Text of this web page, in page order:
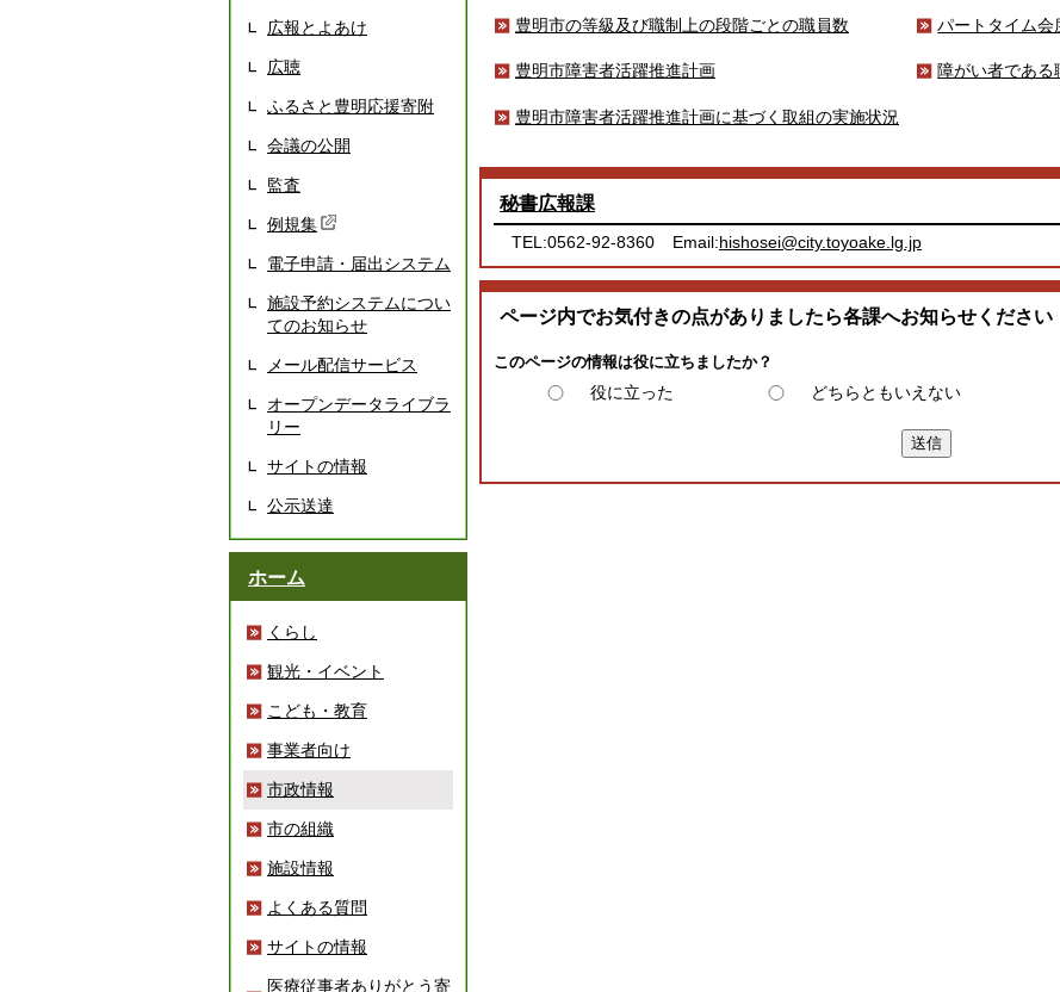
広報とよあけ
広聴
ふるさと豊明応援寄附
会議の公開
監査
例規集
電子申請・届出システム
施設予約システムについ
てのお知らせ
メール配信サービス
オープンデータライブラ
リー
サイトの情報
公示送達
ホーム
くらし
観光・イベント
こども・教育
事業者向け
市政情報
市の組織
施設情報
よくある質問
サイトの情報
医療従事者ありがとう寄
豊明市の等級及び職制上の段階ごとの職員数 パートタイム会
豊明市障害者活躍推進計画 障がい者であ
豊明市障害者活躍推進計画に基づく取組の実施状況
秘書広報課
TEL:0562-92-8360 Email:hishosei@city.toyoake.lg.jp
ページ内でお気付きの点がありましたら各課へお知らせください
このページの情報は役に立ちましたか？
役に立った どちらともいえない